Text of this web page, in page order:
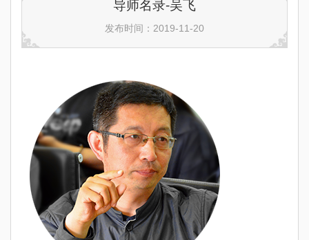
导师名录-吴飞
发布时间：2019-11-20